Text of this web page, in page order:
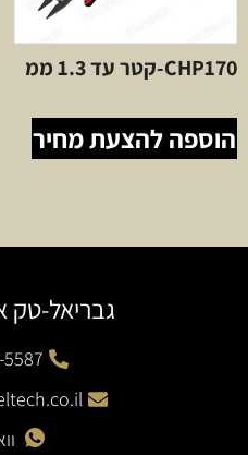
CHP170-קטר עד 1.3 ממ
הוספה להצעת מחיר
גבריאל-טק